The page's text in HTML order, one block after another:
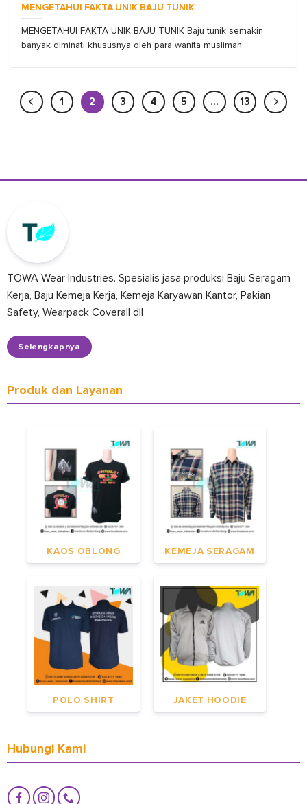
MENGETAHUI FAKTA UNIK BAJU TUNIK
MENGETAHUI FAKTA UNIK BAJU TUNIK Baju tunik semakin
banyak diminati khususnya oleh para wanita muslimah.
1 2 3 4 5 … 13
TOWA Wear Industries. Spesialis jasa produksi Baju Seragam
Kerja, Baju Kemeja Kerja, Kemeja Karyawan Kantor, Pakian
Safety, Wearpack Coverall dll
Selengkapnya
Produk dan Layanan
KAOS OBLONG KEMEJA SERAGAM
POLO SHIRT JAKET HOODIE
Hubungi Kami